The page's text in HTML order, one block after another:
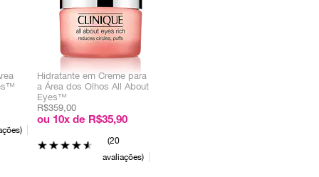
Hidratante em Creme para
a Área dos Olhos All About
Eyes™
R$359,00
ou 10x de R$35,90
20
avaliações